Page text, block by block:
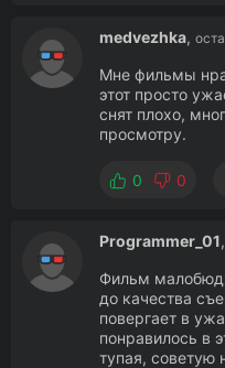
medvezhka,
Мне фильмы
этот просто
снят плохо,
просмотру.
0 0
Programmer_01,
Фильм
до качества
повергает в
понравилось в
тупая, советую